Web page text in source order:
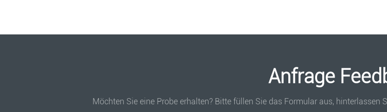
Anfrage
Möchten Sie eine Probe erhalten? Bitte füllen Sie das Formular aus,